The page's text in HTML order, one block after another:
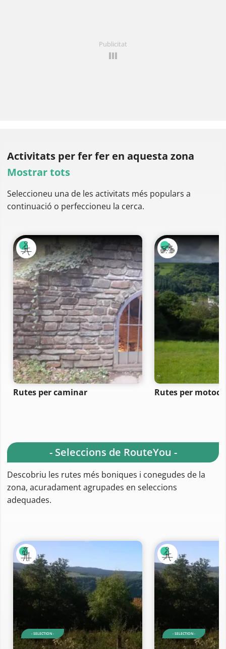
Publicitat
Activitats per ferfer en aquesta zona
Mostrar tots
Seleccioneu una de les activitats més populars a
continuació o perfeccioneu la cerca.
Rutes per caminar Rutes per
- Seleccions de RouteYou -
Descobriu les rutes més boniques i conegudes de la
zona, acuradament agrupades en seleccions
adequades.
- SELECTION - - SELECTION -